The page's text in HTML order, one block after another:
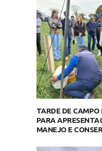
TARDE DE CAMPO
PARA
MANEJO E